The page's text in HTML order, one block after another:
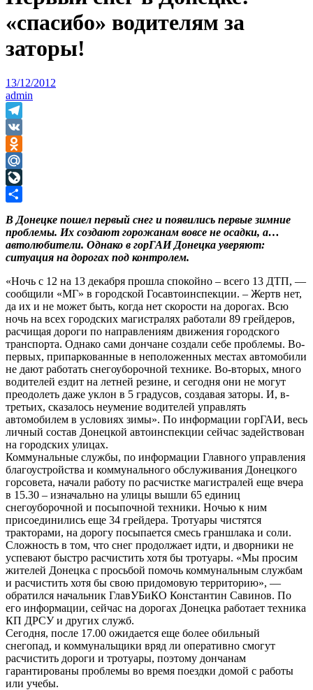
«спасибо» водителям за
заторы!
13/12/2012
admin
Telegram
VK
Odnoklassniki
Mail.Ru
LiveJournal
В Донецке пошел первый снег и появились первые зимние
проблемы. Их создают горожанам вовсе не осадки, а…
автолюбители. Однако в горГАИ Донецка уверяют:
ситуация на дорогах под контролем.
«Ночь с 12 на 13 декабря прошла спокойно – всего 13 ДТП, —
сообщили «МГ» в городской Госавтоинспекции. – Жертв нет,
да их и не может быть, когда нет скорости на дорогах. Всю
ночь на всех городских магистралях работали 89 грейдеров,
расчищая дороги по направлениям движения городского
транспорта. Однако сами дончане создали себе проблемы. Во-
первых, припаркованные в неположенных местах автомобили
не дают работать снегоуборочной технике. Во-вторых, много
водителей ездит на летней резине, и сегодня они не могут
преодолеть даже уклон в 5 градусов, создавая заторы. И, в-
третьих, сказалось неумение водителей управлять
автомобилем в условиях зимы». По информации горГАИ, весь
личный состав Донецкой автоинспекции сейчас задействован
на городских улицах.
Коммунальные службы, по информации Главного управления
благоустройства и коммунального обслуживания Донецкого
горсовета, начали работу по расчистке магистралей еще вчера
в 15.30 – изначально на улицы вышли 65 единиц
снегоуборочной и посыпочной техники. Ночью к ним
присоединились еще 34 грейдера. Тротуары чистятся
тракторами, на дорогу посыпается смесь граншлака и соли.
Сложность в том, что снег продолжает идти, и дворники не
успевают быстро расчистить хотя бы тротуары. «Мы просим
жителей Донецка с просьбой помочь коммунальным службам
и расчистить хотя бы свою придомовую территорию», —
обратился начальник ГлавУБиКО Константин Савинов. По
его информации, сейчас на дорогах Донецка работает техника
КП ДРСУ и других служб.
Сегодня, после 17.00 ожидается еще более обильный
снегопад, и коммунальщики вряд ли оперативно смогут
расчистить дороги и тротуары, поэтому дончанам
гарантированы проблемы во время поездки домой с работы
или учебы.